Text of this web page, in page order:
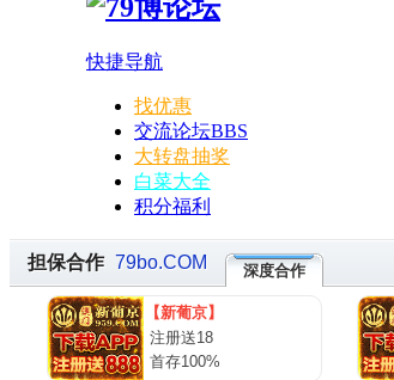
快捷导航
找优惠
交流论坛BBS
大转盘抽奖
白菜大全
积分福利